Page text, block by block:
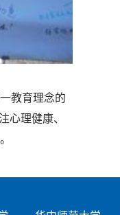
教育理念的
心理健康、